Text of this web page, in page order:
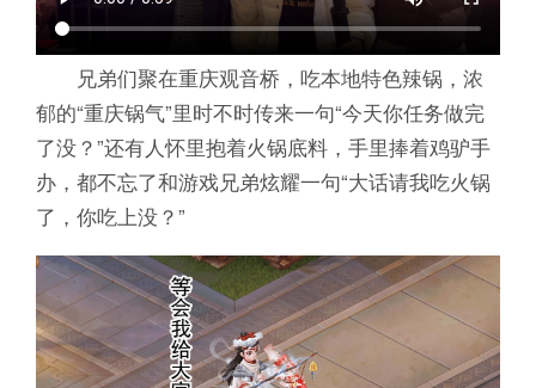
兄弟们聚在重庆观音桥，吃本地特色辣锅，浓
郁的“重庆锅气”里时不时传来一句“今天你任务做完
了没？”还有人怀里抱着火锅底料，手里捧着鸡驴手
办，都不忘了和游戏兄弟炫耀一句“大话请我吃火锅
了，你吃上没？”